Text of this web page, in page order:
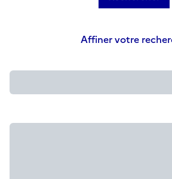
Affiner votre